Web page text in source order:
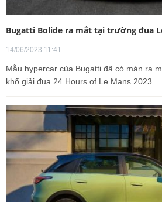
Bugatti Bolide ra mắt tại trường đua
14/06/2023 11:41
Mẫu hypercar của Bugatti đã có màn ra
khổ giải đua 24 Hours of Le Mans 2023.